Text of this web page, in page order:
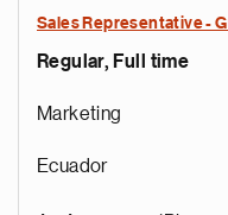
Sales Representative -
Regular, Full time
Marketing
Ecuador